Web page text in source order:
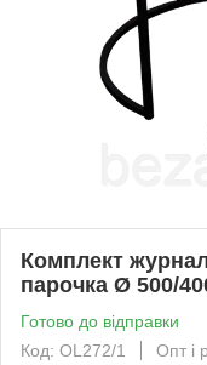
Комплект
парочка Ø 500/
Готово до відправки
Код: OL272/1
Опт і